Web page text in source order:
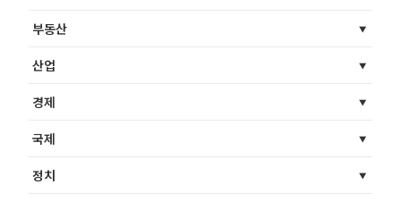
부동산
산업
경제
국제
정치